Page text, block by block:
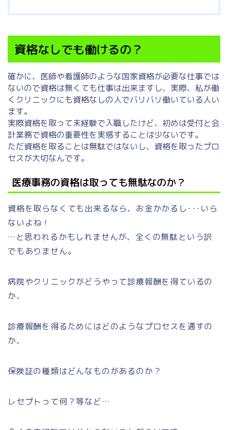
資格なしでも働けるの？
確かに、医師や看護師のような国家資格が必要な仕事では
ないので資格は無くても仕事は出来ますし、実際、私が働
くクリニックにも資格なしの人でバリバリ働いている人い
ます。
実際資格を取って未経験で入職したけど、初めは受付と会
計業務で資格の重要性を実感することは少ないです。
ただ資格を取ることは無駄ではないし、資格を取ったプロ
セスが大切なんです。
医療事務の資格は取っても無駄なのか？
資格を取らなくても出来るなら、お金かかるし･･･いら
ないよね！
…と思われるかもしれませんが、全くの無駄という訳
でもありません。
病院やクリニックがどうやって診療報酬を得ているの
か、
診療報酬を得るためにはどのようなプロセスを通すの
か、
保険証の種類はどんなものがあるのか？
レセプトって何？等など…